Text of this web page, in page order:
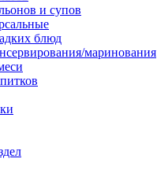
и супов
блюд
маринования